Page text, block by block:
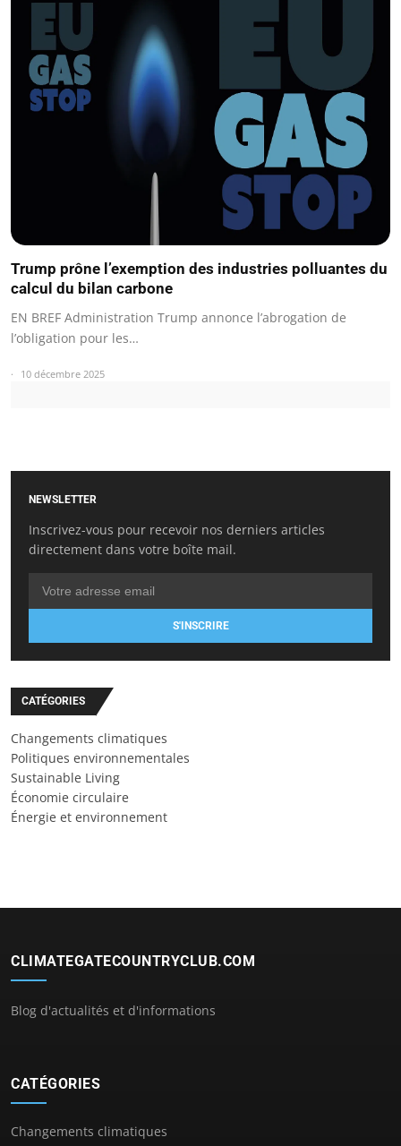
Trump prône l’exemption des industries polluantes du
calcul du bilan carbone
EN BREF Administration Trump annonce l’abrogation de
l’obligation pour les…
10 décembre 2025
NEWSLETTER
Inscrivez-vous pour recevoir nos derniers articles
directement dans votre boîte mail.
S'INSCRIRE
CATÉGORIES
Changements climatiques
Politiques environnementales
Sustainable Living
Économie circulaire
Énergie et environnement
CLIMATEGATECOUNTRYCLUB.COM
Blog d'actualités et d'informations
CATÉGORIES
Changements climatiques